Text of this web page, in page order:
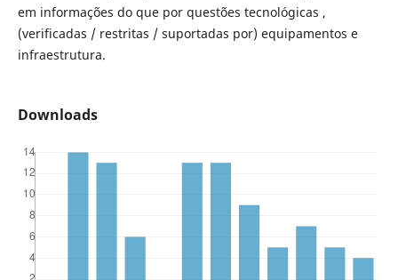
em informações do que por questões tecnológicas ,
(verificadas / restritas / suportadas por) equipamentos e
infraestrutura.
Downloads